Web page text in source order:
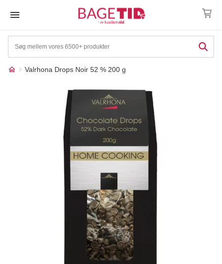
Valrhona Drops Noir 52 % 200 g
Måske kunne nogle af
disse produkter have din
interesse?